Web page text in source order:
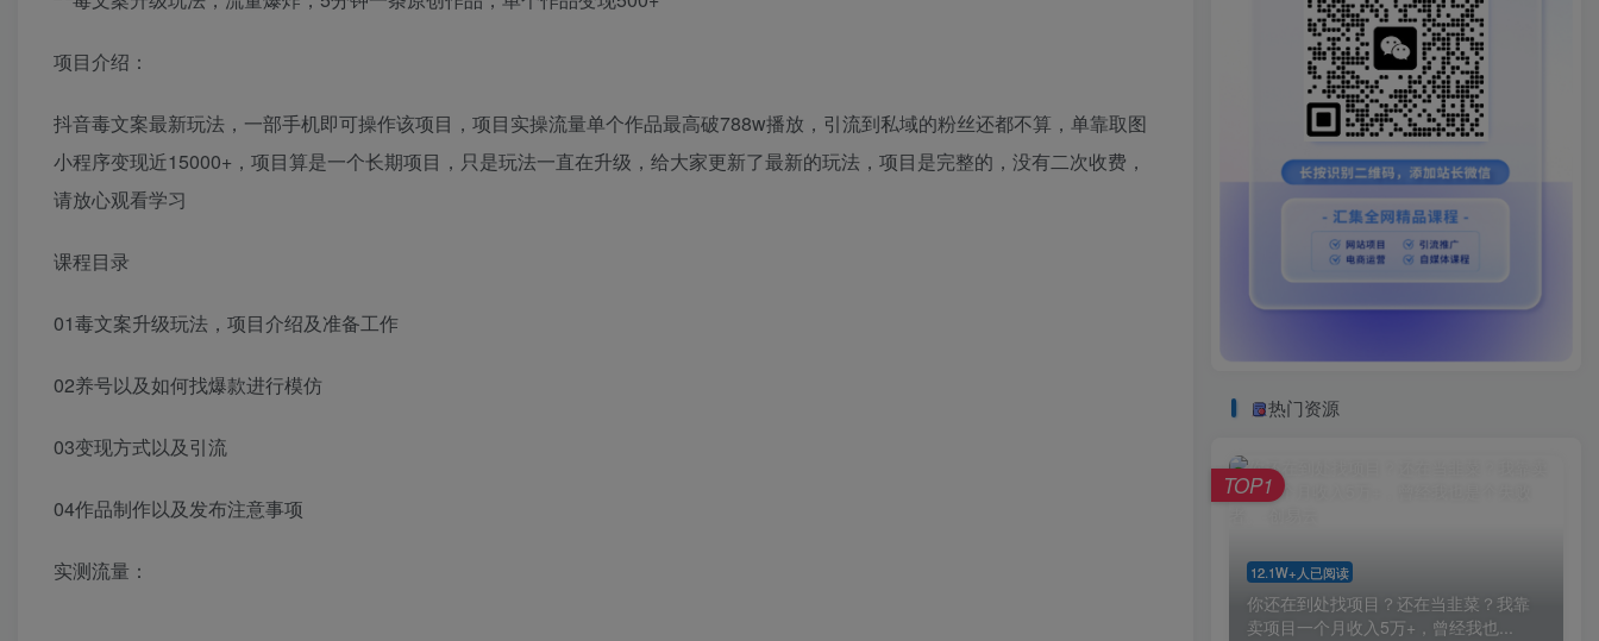
项目介绍：
抖音毒文案最新玩法，一部手机即可操作该项目，项目实操流量单个作品最高破788w播放，引流到私域的粉丝还都不算，单靠取图
小程序变现近15000+，项目算是一个长期项目，只是玩法一直在升级，给大家更新了最新的玩法，项目是完整的，没有二次收费，
请放心观看学习
课程目录
01毒文案升级玩法，项目介绍及准备工作
02养号以及如何找爆款进行模仿
03变现方式以及引流
04作品制作以及发布注意事项
实测流量：
热门资源
12.1W+人已阅读
你还在到处找项目？还在当韭菜？我靠
卖项目一个月收入5万+，曾经我也...
TOP1